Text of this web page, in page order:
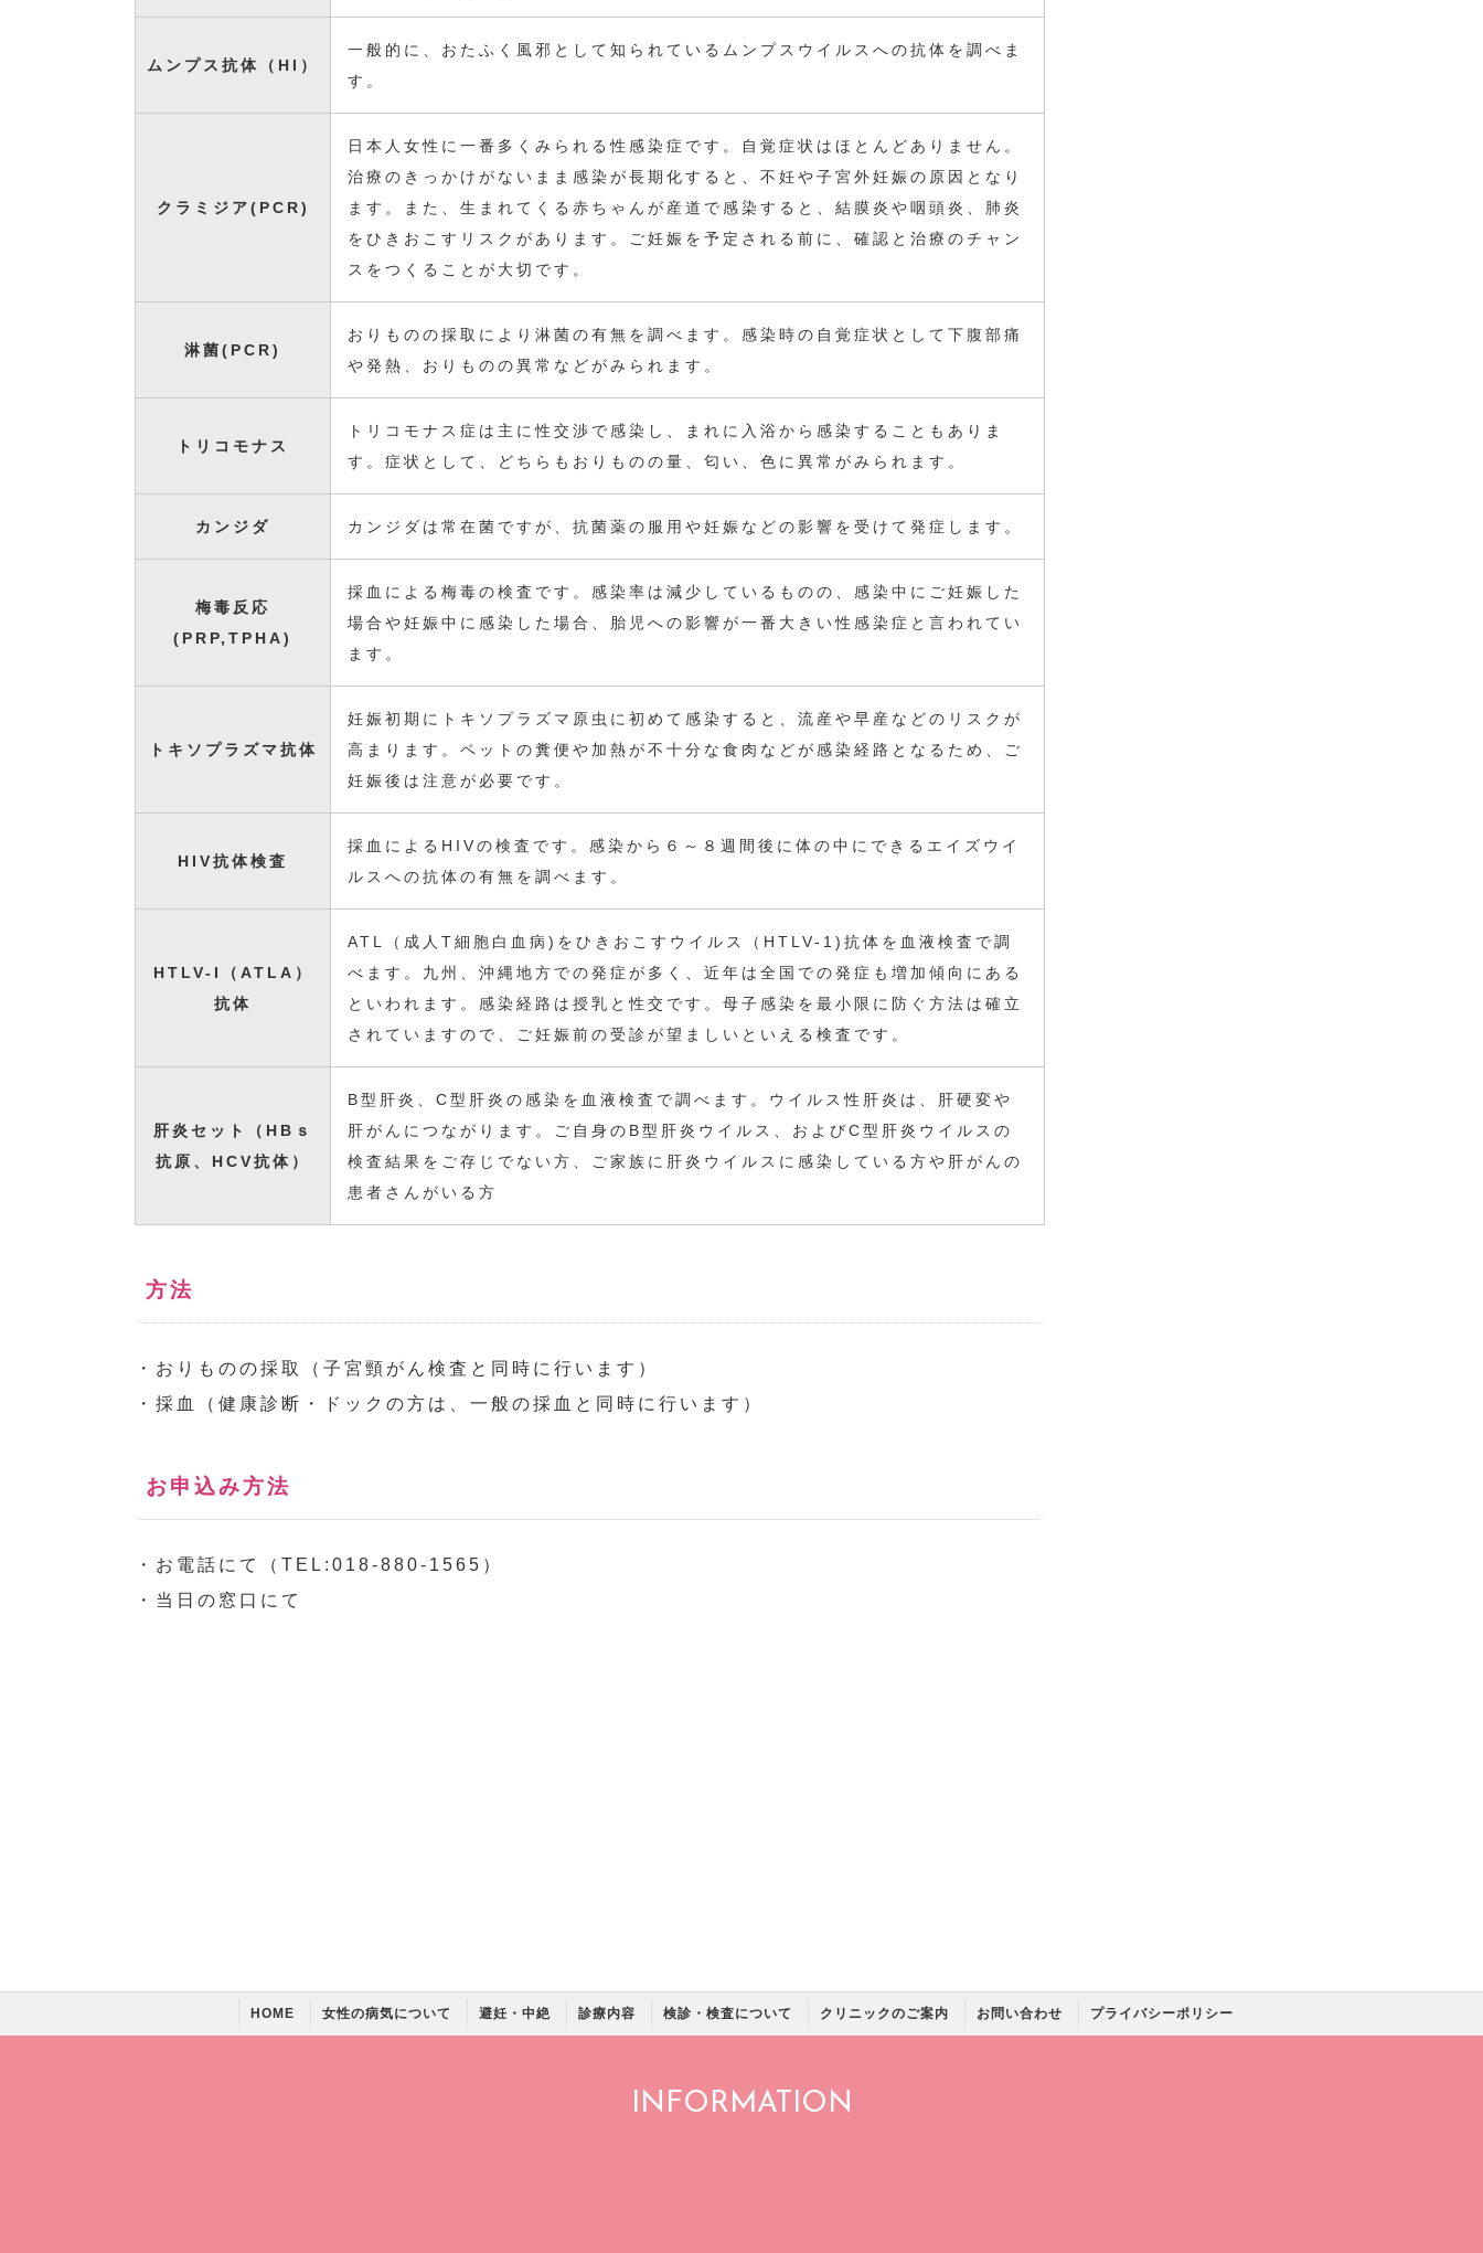
ムンプス抗体（HI）
一般的に、おたふく風邪として知られているムンプスウイルスへの抗体を調べま
す。
クラミジア(PCR)
日本人女性に一番多くみられる性感染症です。自覚症状はほとんどありません。
治療のきっかけがないまま感染が長期化すると、不妊や子宮外妊娠の原因となり
ます。また、生まれてくる赤ちゃんが産道で感染すると、結膜炎や咽頭炎、肺炎
をひきおこすリスクがあります。ご妊娠を予定される前に、確認と治療のチャン
スをつくることが大切です。
淋菌(PCR)
おりものの採取により淋菌の有無を調べます。感染時の自覚症状として下腹部痛
や発熱、おりものの異常などがみられます。
トリコモナス
トリコモナス症は主に性交渉で感染し、まれに入浴から感染することもありま
す。症状として、どちらもおりものの量、匂い、色に異常がみられます。
カンジダ カンジダは常在菌ですが、抗菌薬の服用や妊娠などの影響を受けて発症します。
梅毒反応
(PRP,TPHA)
採血による梅毒の検査です。感染率は減少しているものの、感染中にご妊娠した
場合や妊娠中に感染した場合、胎児への影響が一番大きい性感染症と言われてい
ます。
トキソプラズマ抗体
妊娠初期にトキソプラズマ原虫に初めて感染すると、流産や早産などのリスクが
高まります。ペットの糞便や加熱が不十分な食肉などが感染経路となるため、ご
妊娠後は注意が必要です。
HIV抗体検査
採血によるHIVの検査です。感染から６～８週間後に体の中にできるエイズウイ
ルスへの抗体の有無を調べます。
HTLV-I（ATLA）
抗体
ATL（成人T細胞白血病)をひきおこすウイルス（HTLV-1)抗体を血液検査で調
べます。九州、沖縄地方での発症が多く、近年は全国での発症も増加傾向にある
といわれます。感染経路は授乳と性交です。母子感染を最小限に防ぐ方法は確立
されていますので、ご妊娠前の受診が望ましいといえる検査です。
肝炎セット（HBｓ
抗原、HCV抗体）
B型肝炎、C型肝炎の感染を血液検査で調べます。ウイルス性肝炎は、肝硬変や
肝がんにつながります。ご自身のB型肝炎ウイルス、およびC型肝炎ウイルスの
検査結果をご存じでない方、ご家族に肝炎ウイルスに感染している方や肝がんの
患者さんがいる方
方法
・おりものの採取（子宮頸がん検査と同時に行います）
・採血（健康診断・ドックの方は、一般の採血と同時に行います）
お申込み方法
・お電話にて（TEL:018-880-1565）
・当日の窓口にて
HOME 女性の病気について 避妊・中絶 診療内容 検診・検査について クリニックのご案内 お問い合わせ プライバシーポリシー
INFORMATION